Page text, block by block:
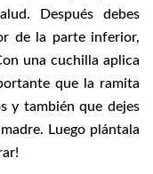
Después debes
de la parte inferior,
una cuchilla aplica
que la ramita
y también que dejes
Luego plántala